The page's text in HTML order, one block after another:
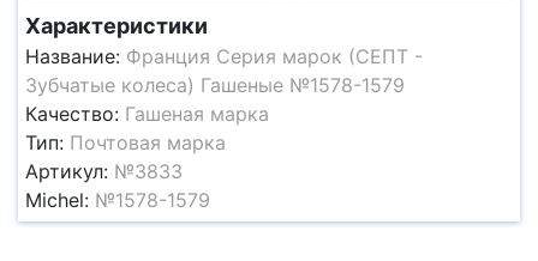
Характеристики
Название: Франция Серия марок (СЕПТ -
Зубчатые колеса) Гашеные №1578-1579
Качество: Гашеная марка
Тип: Почтовая марка
Артикул: №3833
Michel: №1578-1579